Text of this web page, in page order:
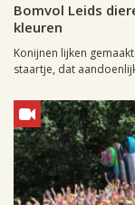
Bomvol Leids
kleuren
Konijnen lijken
staartje, dat